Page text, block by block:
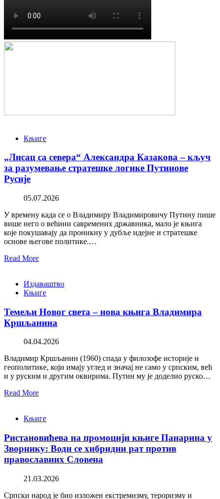
Књиге
„Лисац са севера“ Александра Казакова – кључ
за разумевање стратешке логике Путинове
Русије
05.07.2026
У времену када се о Владимиру Владимировичу Путину пише
више него о већини савремених државника, мало је књига
које покушавају да проникну у дубље идејне и стратешке
основе његове политике.…
Read More
Издаваштво
Књиге
Темељи Новог света – нова књига Владимира
Кршљанина
04.04.2026
Владимир Кршљанин (1960) спада у филозофе историје и
геополитике, који имају углед и значај не само у српским, већ
и у руским и другим оквирима. Путин му је доделио руско…
Read More
Књиге
Ристановићева на промоцији књиге Панарина у
Зворнику: Води се хибридни рат против
православних Словена
21.03.2026
Српски народ је био изложен екстремизму, тероризму и